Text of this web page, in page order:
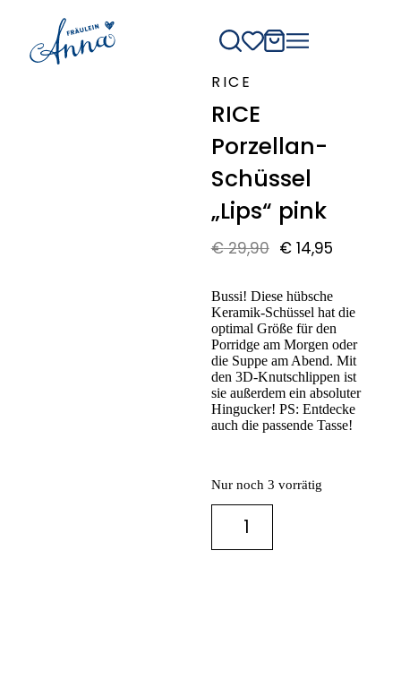
RICE
RICE
Porzellan-
Schüssel
„Lips“ pink
€29,90 €14,95
Bussi! Diese hübsche
Keramik-Schüssel hat die
optimal Größe für den
Porridge am Morgen oder
die Suppe am Abend. Mit
den 3D-Knutschlippen ist
sie außerdem ein absoluter
Hingucker! PS: Entdecke
auch die passende Tasse!
Nur noch 3 vorrätig